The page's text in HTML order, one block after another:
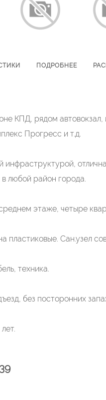
ПОДРОБНЕЕ
КПД, рядом автовокзал,
Прогресс и т.д.
инфраструктурой,
любой район города.
этаже, четыре
пластиковые. Сан.узел
техника.
без посторонних